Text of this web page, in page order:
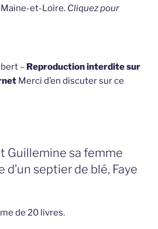
et-Loire. Cliquez pour
– Reproduction interdite sur
Merci d’en discuter sur ce
Guillemine sa femme
septier de blé, Faye
de 20 livres.